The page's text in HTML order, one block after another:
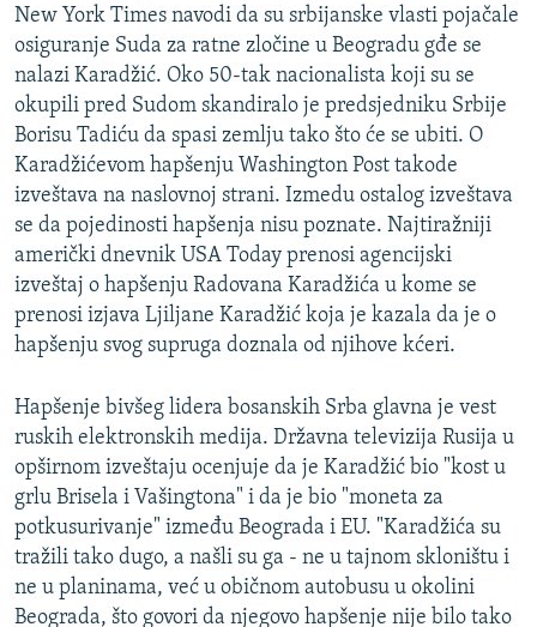
New York Times navodi da su srbijanske vlasti pojačale
osiguranje Suda za ratne zločine u Beogradu gđe se
nalazi Karadžić. Oko 50-tak nacionalista koji su se
okupili pred Sudom skandiralo je predsjedniku Srbije
Borisu Tadiću da spasi zemlju tako što će se ubiti. O
Karadžićevom hapšenju Washington Post takode
izveštava na naslovnoj strani. Izmedu ostalog izveštava
se da pojedinosti hapšenja nisu poznate. Najtiražniji
američki dnevnik USA Today prenosi agencijski
izveštaj o hapšenju Radovana Karadžića u kome se
prenosi izjava Ljiljane Karadžić koja je kazala da je o
hapšenju svog supruga doznala od njihove kćeri.
Hapšenje bivšeg lidera bosanskih Srba glavna je vest
ruskih elektronskih medija. Državna televizija Rusija u
opširnom izveštaju ocenjuje da je Karadžić bio "kost u
grlu Brisela i Vašingtona" i da je bio "moneta za
potkusurivanje" između Beograda i EU. "Karadžića su
tražili tako dugo, a našli su ga - ne u tajnom skloništu i
ne u planinama, već u običnom autobusu u okolini
Beograda, što govori da njegovo hapšenje nije bilo tako